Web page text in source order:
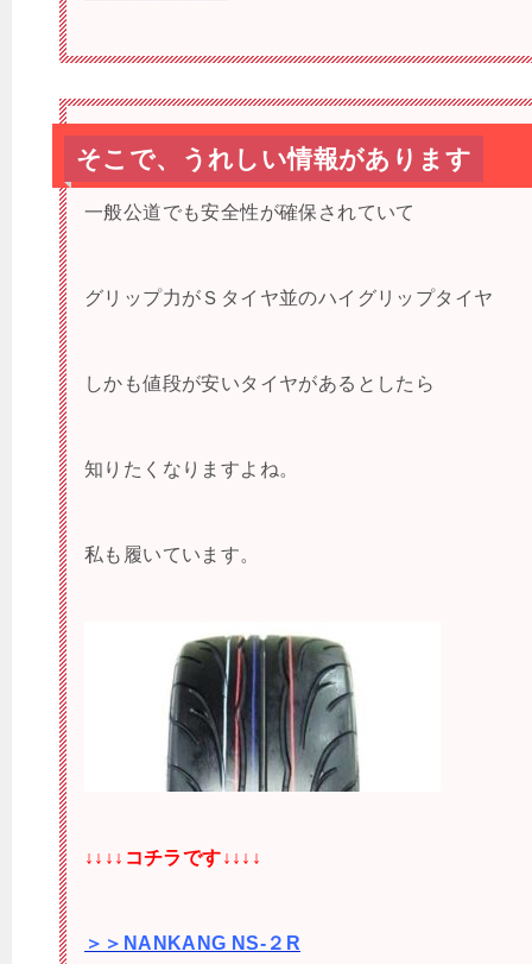
そこで、うれしい情報があります
一般公道でも安全性が確保されていて
グリップ力がＳタイヤ並のハイグリップタイヤ
しかも値段が安いタイヤがあるとしたら
知りたくなりますよね。
私も履いています。
↓↓↓↓コチラです↓↓↓↓
＞＞NANKANG NS-２R